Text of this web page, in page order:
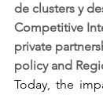
de clusters y
Competitive
private
policy and
Today, the